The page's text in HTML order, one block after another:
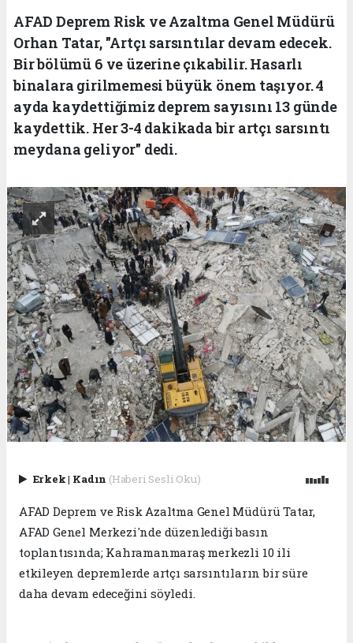
AFAD Deprem Risk ve Azaltma Genel Müdürü
Orhan Tatar, "Artçı sarsıntılar devam edecek.
Bir bölümü 6 ve üzerine çıkabilir. Hasarlı
binalara girilmemesi büyük önem taşıyor. 4
ayda kaydettiğimiz deprem sayısını 13 günde
kaydettik. Her 3-4 dakikada bir artçı sarsıntı
meydana geliyor" dedi.
Erkek| Kadın (Haberi Sesli Oku)
AFAD Deprem ve Risk Azaltma Genel Müdürü Tatar,
AFAD Genel Merkezi'nde düzenlediği basın
toplantısında; Kahramanmaraş merkezli 10 ili
etkileyen depremlerde artçı sarsıntıların bir süre
daha devam edeceğini söyledi.